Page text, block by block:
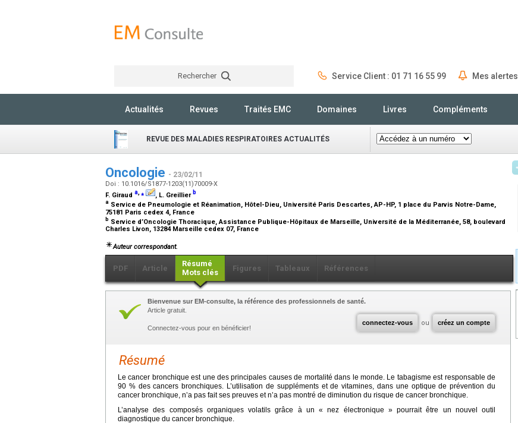
Rechercher Service Client : 01 71 16 55 99 Mes alertes
Actualités Revues Traités EMC Domaines Livres Compléments
REVUE DES MALADIES RESPIRATOIRES ACTUALITÉS
Oncologie - 23/02/11
Doi : 10.1016/S1877-1203(11)70009-X
F. Giraud a,⁎ , L. Greillier b
a Service de Pneumologie et Réanimation, Hôtel-Dieu, Université Paris Descartes, AP-HP, 1 place du Parvis Notre-Dame,
75181 Paris cedex 4, France
b Service d’Oncologie Thoracique, Assistance Publique-Hôpitaux de Marseille, Université de la Méditerranée, 58, boulevard
Charles Livon, 13284 Marseille cedex 07, France
Auteur correspondant.
PDF Article
Résumé
Mots clés
Figures Tableaux Références
connectez-vous ou créez un compte
Bienvenue sur EM-consulte, la référence des professionnels de santé.
Article gratuit.
Connectez-vous pour en bénéficier!
Résumé
Le cancer bronchique est une des principales causes de mortalité dans le monde. Le tabagisme est responsable de
90 % des cancers bronchiques. L’utilisation de suppléments et de vitamines, dans une optique de prévention du
cancer bronchique, n’a pas fait ses preuves et n’a pas montré de diminution du risque de cancer bronchique.
L’analyse des composés organiques volatils grâce à un « nez électronique » pourrait être un nouvel outil
diagnostique du cancer bronchique.